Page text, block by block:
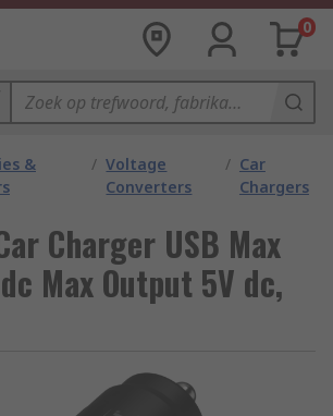
0
&
/ Voltage
Converters
/ Car
Chargers
Charger USB Max
Max Output 5V dc,